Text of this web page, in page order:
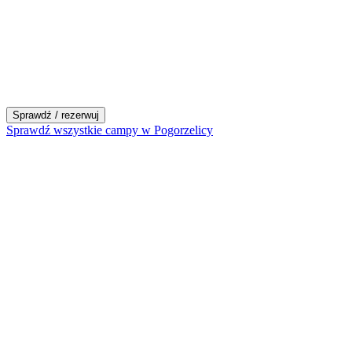
Sprawdź / rezerwuj
Sprawdź wszystkie campy w Pogorzelicy